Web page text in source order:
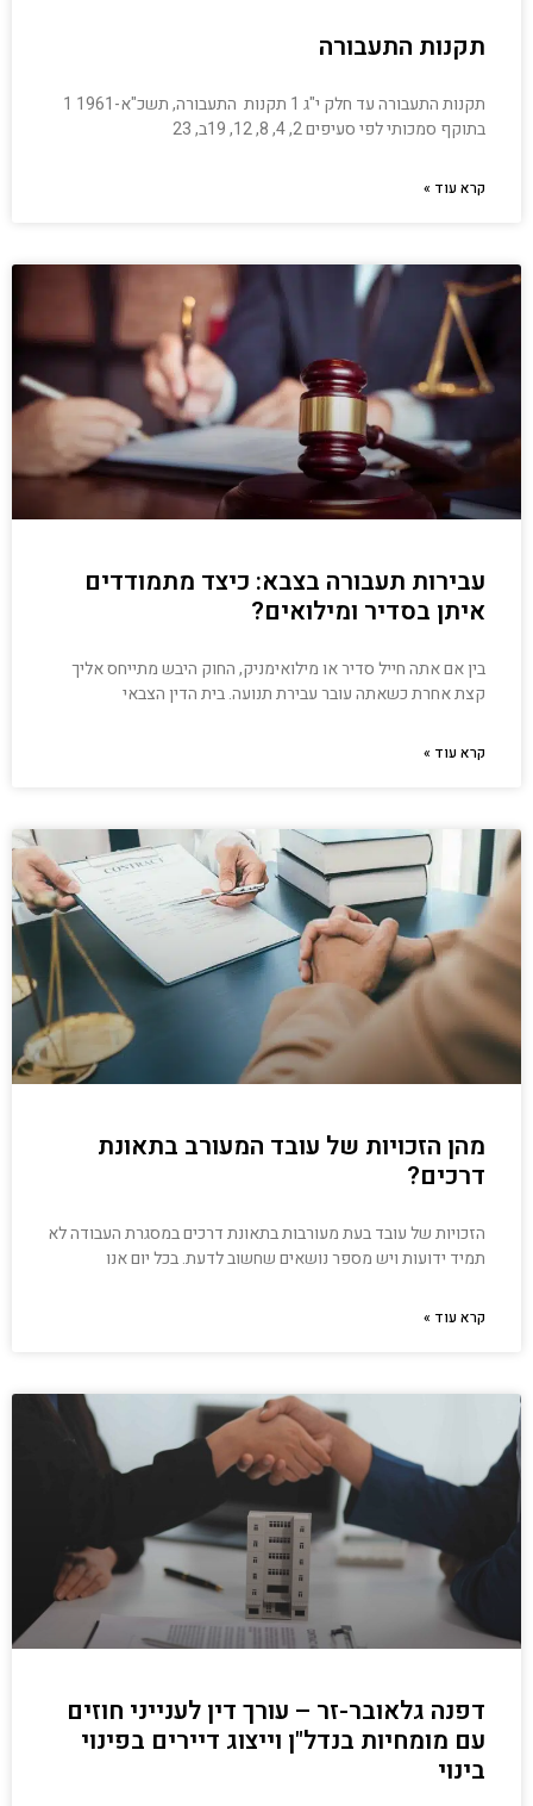
תקנות התעבורה
תקנות התעבורה עד חלק י"ג 1 תקנות התעבורה, תשכ"א-1961 1
בתוקף סמכותי לפי סעיפים 2, 4, 8, 12, 19ב, 23
קרא עוד »
עבירות תעבורה בצבא: כיצד מתמודדים
איתן בסדיר ומילואים?
בין אם אתה חייל סדיר או מילואימניק, החוק היבש מתייחס אליך
קצת אחרת כשאתה עובר עבירת תנועה. בית הדין הצבאי
קרא עוד »
מהן הזכויות של עובד המעורב בתאונת
דרכים?
הזכויות של עובד בעת מעורבות בתאונת דרכים במסגרת העבודה לא
תמיד ידועות ויש מספר נושאים שחשוב לדעת. בכל יום אנו
קרא עוד »
דפנה גלאובר-זר – עורך דין לענייני חוזים
עם מומחיות בנדל"ן וייצוג דיירים בפינוי
בינוי